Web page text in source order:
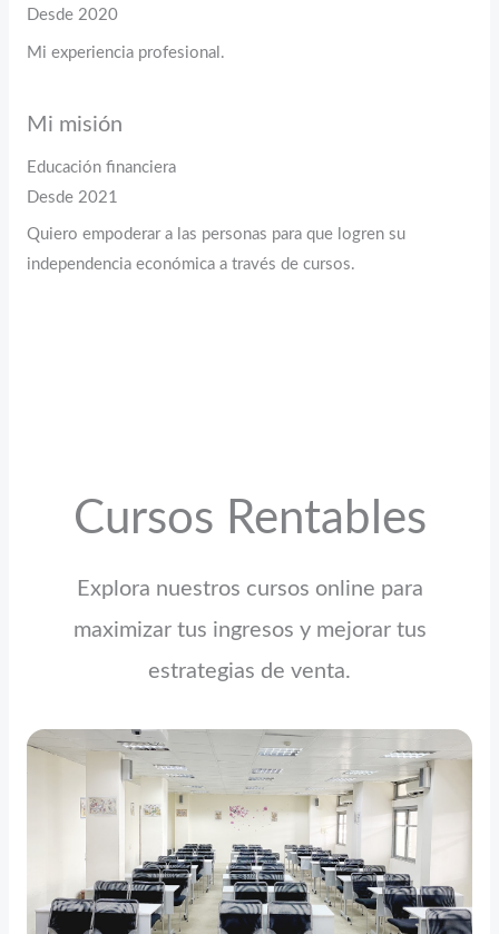
Desde 2020
Mi experiencia profesional.
Mi misión
Educación financiera
Desde 2021
Quiero empoderar a las personas para que logren su
independencia económica a través de cursos.
Cursos Rentables
Explora nuestros cursos online para
maximizar tus ingresos y mejorar tus
estrategias de venta.